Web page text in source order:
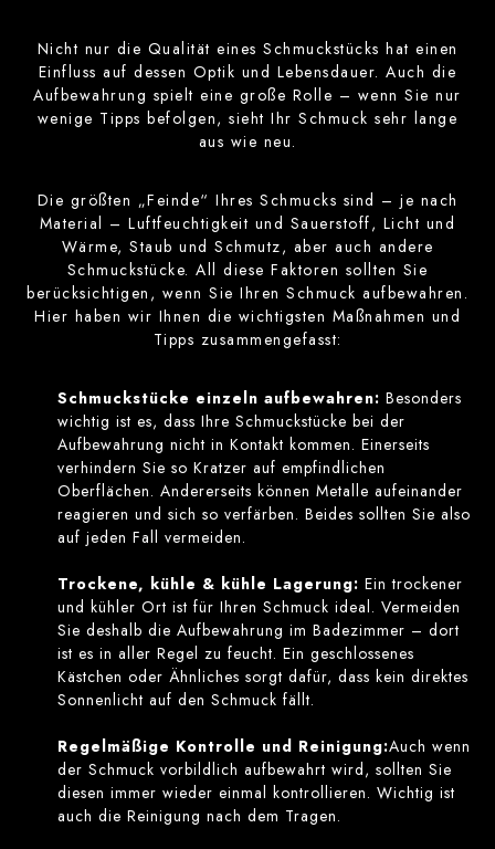
Nicht nur die Qualität eines Schmuckstücks hat einen
Einfluss auf dessen Optik und Lebensdauer. Auch die
Aufbewahrung spielt eine große Rolle – wenn Sie nur
wenige Tipps befolgen, sieht Ihr Schmuck sehr lange
aus wie neu.
Die größten „Feinde“ Ihres Schmucks sind – je nach
Material – Luftfeuchtigkeit und Sauerstoff, Licht und
Wärme, Staub und Schmutz, aber auch andere
Schmuckstücke. All diese Faktoren sollten Sie
berücksichtigen, wenn Sie Ihren Schmuck aufbewahren.
Hier haben wir Ihnen die wichtigsten Maßnahmen und
Tipps zusammengefasst:
Schmuckstücke einzeln aufbewahren: Besonders
wichtig ist es, dass Ihre Schmuckstücke bei der
Aufbewahrung nicht in Kontakt kommen. Einerseits
verhindern Sie so Kratzer auf empfindlichen
Oberflächen. Andererseits können Metalle aufeinander
reagieren und sich so verfärben. Beides sollten Sie also
auf jeden Fall vermeiden.
Trockene, kühle & kühle Lagerung: Ein trockener
und kühler Ort ist für Ihren Schmuck ideal. Vermeiden
Sie deshalb die Aufbewahrung im Badezimmer – dort
ist es in aller Regel zu feucht. Ein geschlossenes
Kästchen oder Ähnliches sorgt dafür, dass kein direktes
Sonnenlicht auf den Schmuck fällt.
Regelmäßige Kontrolle und Reinigung:Auch wenn
der Schmuck vorbildlich aufbewahrt wird, sollten Sie
diesen immer wieder einmal kontrollieren. Wichtig ist
auch die Reinigung nach dem Tragen.